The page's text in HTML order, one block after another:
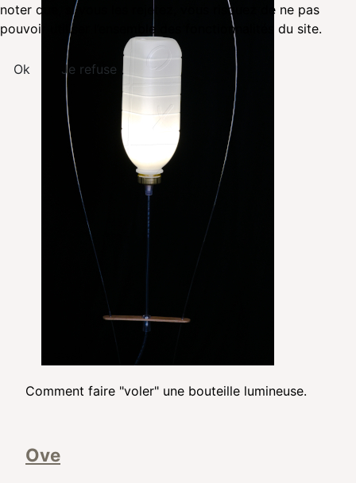
Comment faire "voler" une bouteille lumineuse.
Ove
noter que, si vous les rejetez, vous risquez de ne pas
pouvoir utiliser l’ensemble des fonctionnalités du site.
Ok Je refuse